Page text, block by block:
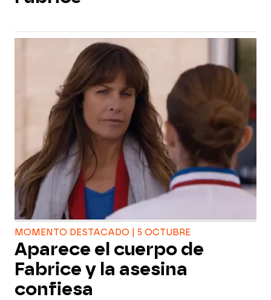
MOMENTO DESTACADO | 5 OCTUBRE
Aparece el cuerpo de
Fabrice y la asesina
confiesa